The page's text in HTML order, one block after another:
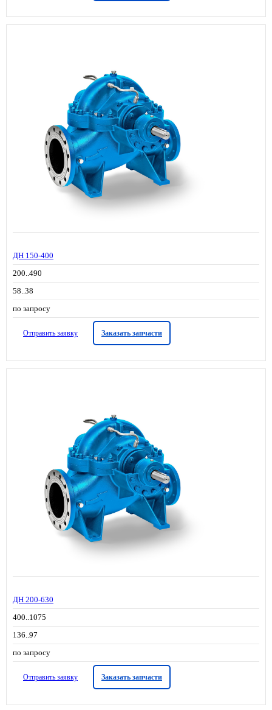
ДН 150-400
200..490
58..38
по запросу
Отправить заявку Заказать запчасти
ДН 200-630
400..1075
136..97
по запросу
Отправить заявку Заказать запчасти